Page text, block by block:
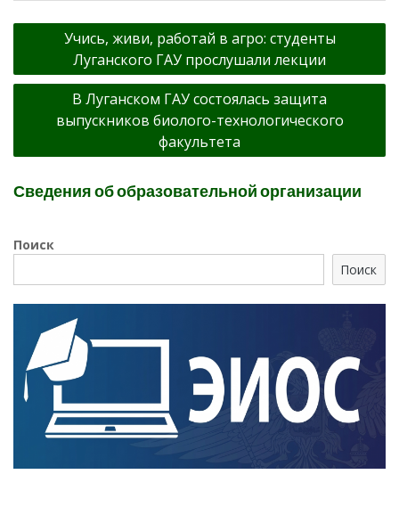
Навигация
записям
Учись, живи, работай в агро: студенты
Луганского ГАУ прослушали лекции
В Луганском ГАУ состоялась защита
выпускников биолого-технологического
факультета
Сведения об образовательной организации
Поиск
Поиск